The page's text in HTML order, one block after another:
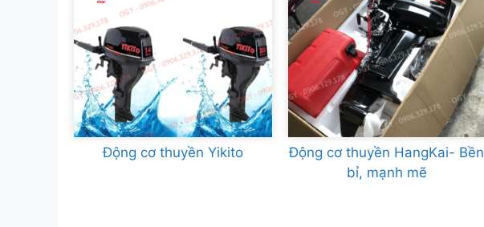
Động cơ thuyền Yikito
Động cơ thuyền HangKai- Bền
bỉ, mạnh mẽ